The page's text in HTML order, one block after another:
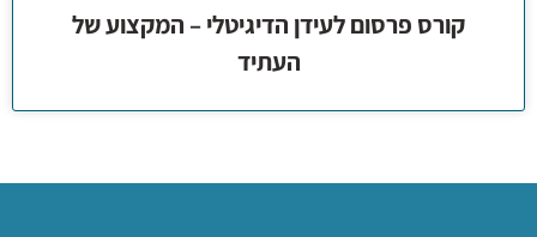
קורס פרסום לעידן הדיגיטלי – המקצוע של
העתיד